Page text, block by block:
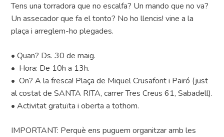
Tens una torradora que no escalfa? Un mando que no va?
Un assecador que fa el tonto? No ho llencis! vine a la
plaça i arreglem-ho plegades.
• Quan? Ds. 30 de maig.
• Hora: De 10h a 13h.
• On? A la fresca! Plaça de Miquel Crusafont i Pairó (just
al costat de SANTA RITA, carrer Tres Creus 61, Sabadell).
• Activitat gratuïta i oberta a tothom.
IMPORTANT: Perquè ens puguem organitzar amb les